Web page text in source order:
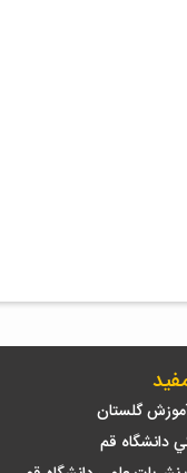
گلستان
دانشگاه قم